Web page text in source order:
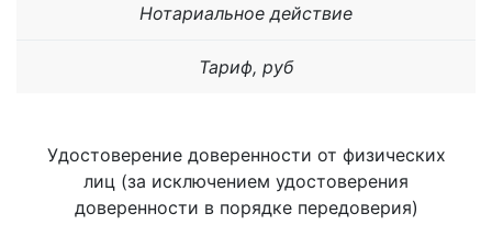
Нотариальное действие
Тариф, руб
Удостоверение доверенности от физических
лиц (за исключением удостоверения
доверенности в порядке передоверия)